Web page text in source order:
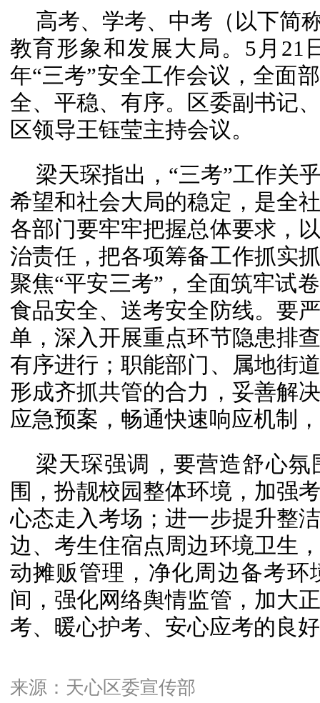
高考、学考、中考（以下简
教育形象和发展大局。5月21
年“三考”安全工作会议，全面
全、平稳、有序。区委副书记
区领导王钰莹主持会议。
梁天琛指出，“三考”工作关
希望和社会大局的稳定，是全
各部门要牢牢把握总体要求，
治责任，把各项筹备工作抓实
聚焦“平安三考”，全面筑牢试
食品安全、送考安全防线。要
单，深入开展重点环节隐患排
有序进行；职能部门、属地街
形成齐抓共管的合力，妥善解
应急预案，畅通快速响应机制
梁天琛强调，要营造舒心
围，扮靓校园整体环境，加强
心态走入考场；进一步提升整
边、考生住宿点周边环境卫生
动摊贩管理，净化周边备考
间，强化网络舆情监管，加大
考、暖心护考、安心应考的良
来源：天心区委宣传部